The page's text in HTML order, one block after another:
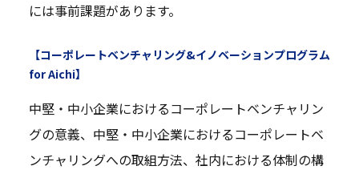
には事前課題があります。
【コーポレートベンチャリング&イノベーションプログラム
for Aichi】
中堅・中小企業におけるコーポレートベンチャリン
グの意義、中堅・中小企業におけるコーポレートベ
ンチャリングへの取組方法、社内における体制の構